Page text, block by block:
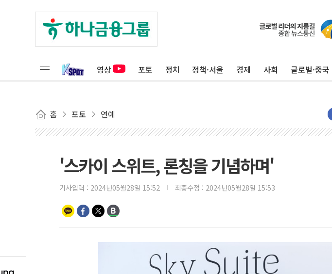
영상 포토 정치 정책·서울 경제 사회 글로벌·중국
홈 포토 연예
'스카이 스위트, 론칭을 기념하며'
기사입력 : 2024년05월28일 15:52 최종수정 : 2024년05월28일 15:53